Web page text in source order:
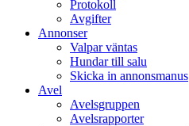
Protokoll
Avgifter
Annonser
Valpar väntas
Hundar till salu
Skicka in annonsmanus
Avel
Avelsgruppen
Avelsrapporter